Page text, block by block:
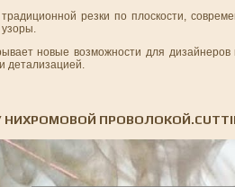
резки по плоскости,
новые возможности для
детализацией.
НИХРОМОВОЙ